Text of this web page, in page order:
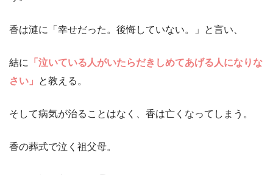
香は漣に「幸せだった。後悔していない。」と言い、
結に
「泣いている人がいたらだきしめてあげる人になりな
さい」
と教える。
そして病気が治ることはなく、香は亡くなってしまう。
香の葬式で泣く祖父母。